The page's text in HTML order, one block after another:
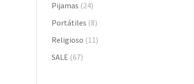
Pijamas (24)
Portátiles (8)
Religioso (11)
SALE (67)